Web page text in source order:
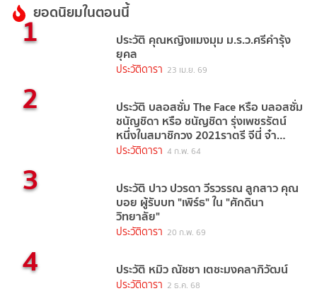
ยอดนิยมในตอนนี้
1 ประวัติ คุณหญิงแมงมุม ม.ร.ว.ศรีคำรุ้ง
ยุคล
ประวัติดารา 23 เม.ย. 69
2 ประวัติ บลอสซั่ม The Face หรือ บลอสซั่ม
ชนัญชิดา หรือ ชนัญชิดา รุ่งเพชรรัตน์
หนึ่งในสมาชิกวง 2021ราตรี จีนี่ จ๋า
(2021)
ประวัติดารา 4 ก.พ. 64
3 ประวัติ ปาว ปวรดา วีรวรรณ ลูกสาว คุณ
บอย ผู้รับบท "เพิร์ธ" ใน "ศักดินา
วิทยาลัย"
ประวัติดารา 20 ก.พ. 69
4 ประวัติ หมิว ณัชชา เตชะมงคลาภิวัฒน์
ประวัติดารา 2 ธ.ค. 68